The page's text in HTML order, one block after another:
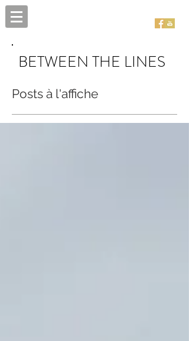
BETWEEN THE LINES
Posts à l'affiche